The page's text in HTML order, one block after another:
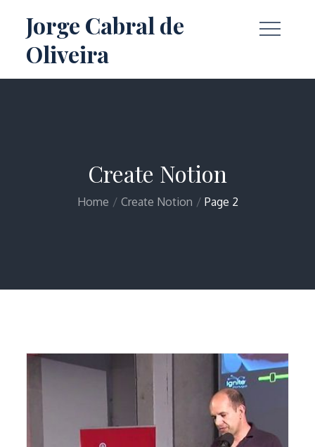
content
Jorge Cabral de
Oliveira
Create Notion
Home Create Notion Page 2